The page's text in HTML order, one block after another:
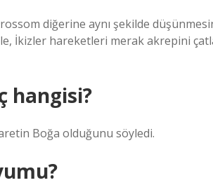
diğerine aynı şekilde
İkizler hareketleri merak akrepini
hangisi?
Boğa olduğunu söyledi.